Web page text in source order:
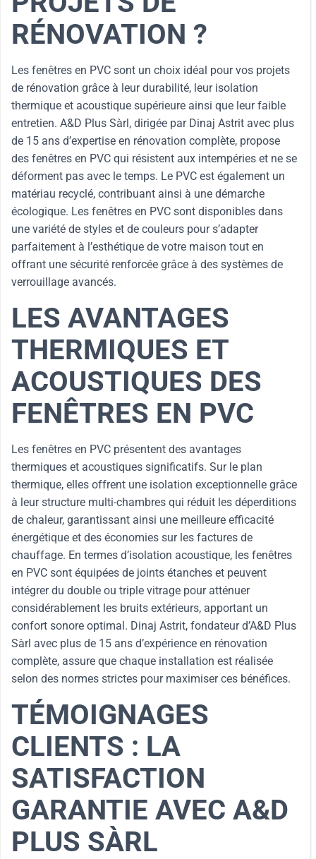
RÉNOVATION ?
Les fenêtres en PVC sont un choix idéal pour vos projets
de rénovation grâce à leur durabilité, leur isolation
thermique et acoustique supérieure ainsi que leur faible
entretien. A&D Plus Sàrl, dirigée par Dinaj Astrit avec plus
de 15 ans d’expertise en rénovation complète, propose
des fenêtres en PVC qui résistent aux intempéries et ne se
déforment pas avec le temps. Le PVC est également un
matériau recyclé, contribuant ainsi à une démarche
écologique. Les fenêtres en PVC sont disponibles dans
une variété de styles et de couleurs pour s’adapter
parfaitement à l’esthétique de votre maison tout en
offrant une sécurité renforcée grâce à des systèmes de
verrouillage avancés.
LES AVANTAGES
THERMIQUES ET
ACOUSTIQUES DES
FENÊTRES EN PVC
Les fenêtres en PVC présentent des avantages
thermiques et acoustiques significatifs. Sur le plan
thermique, elles offrent une isolation exceptionnelle grâce
à leur structure multi-chambres qui réduit les déperditions
de chaleur, garantissant ainsi une meilleure efficacité
énergétique et des économies sur les factures de
chauffage. En termes d’isolation acoustique, les fenêtres
en PVC sont équipées de joints étanches et peuvent
intégrer du double ou triple vitrage pour atténuer
considérablement les bruits extérieurs, apportant un
confort sonore optimal. Dinaj Astrit, fondateur d’A&D Plus
Sàrl avec plus de 15 ans d’expérience en rénovation
complète, assure que chaque installation est réalisée
selon des normes strictes pour maximiser ces bénéfices.
TÉMOIGNAGES
CLIENTS : LA
SATISFACTION
GARANTIE AVEC A&D
PLUS SÀRL